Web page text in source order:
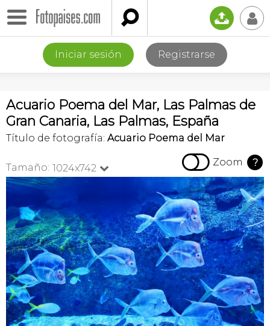
 📤 👤
Iniciar sesión Registrarse
Acuario Poema del Mar, Las Palmas de
Gran Canaria, Las Palmas, España
Título de fotografía: Acuario Poema del Mar
Tamaño: 1024x742   Zoom ?